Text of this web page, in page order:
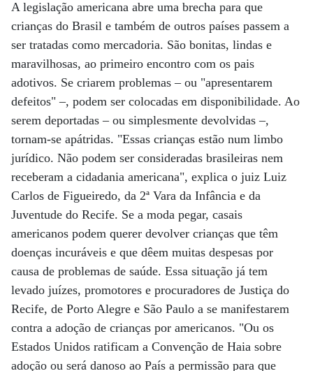
A legislação americana abre uma brecha para que
crianças do Brasil e também de outros países passem a
ser tratadas como mercadoria. São bonitas, lindas e
maravilhosas, ao primeiro encontro com os pais
adotivos. Se criarem problemas – ou "apresentarem
defeitos" –, podem ser colocadas em disponibilidade. Ao
serem deportadas – ou simplesmente devolvidas –,
tornam-se apátridas. "Essas crianças estão num limbo
jurídico. Não podem ser consideradas brasileiras nem
receberam a cidadania americana", explica o juiz Luiz
Carlos de Figueiredo, da 2ª Vara da Infância e da
Juventude do Recife. Se a moda pegar, casais
americanos podem querer devolver crianças que têm
doenças incuráveis e que dêem muitas despesas por
causa de problemas de saúde. Essa situação já tem
levado juízes, promotores e procuradores de Justiça do
Recife, de Porto Alegre e São Paulo a se manifestarem
contra a adoção de crianças por americanos. "Ou os
Estados Unidos ratificam a Convenção de Haia sobre
adoção ou será danoso ao País a permissão para que